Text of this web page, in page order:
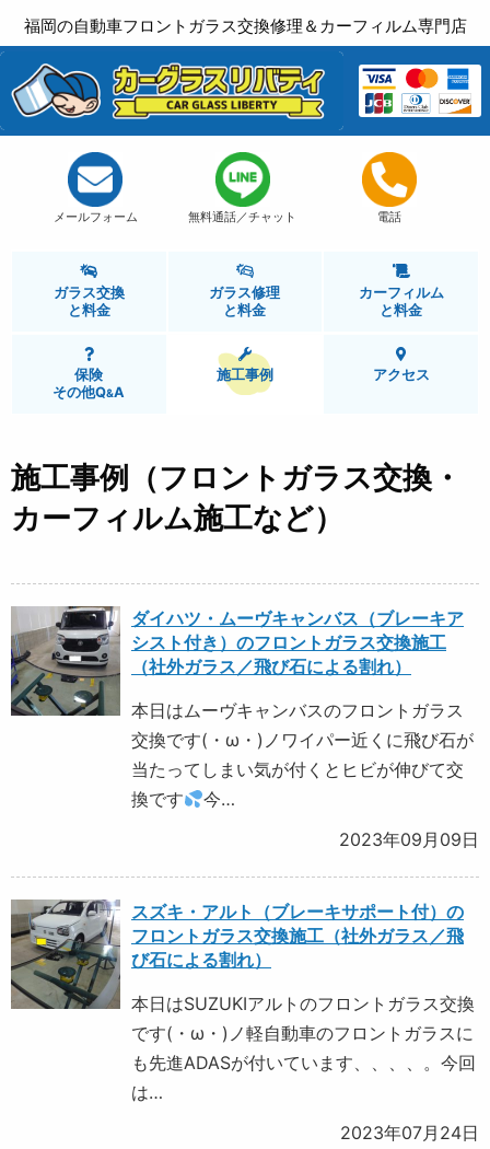
福岡の自動車フロントガラス交換修理＆カーフィルム専門店
メールフォーム 無料通話／チャット 電話
ガラス交換
と料金
ガラス修理
と料金
カーフィルム
と料金
保険
その他Q&A
施工事例 アクセス
施工事例（フロントガラス交換・
カーフィルム施工など）
ダイハツ・ムーヴキャンバス（ブレーキア
シスト付き）のフロントガラス交換施工
（社外ガラス／飛び石による割れ）
本日はムーヴキャンバスのフロントガラス
交換です(・ω・)ノワイパー近くに飛び石が
当たってしまい気が付くとヒビが伸びて交
換です
今…
2023年09月09日
スズキ・アルト（ブレーキサポート付）の
フロントガラス交換施工（社外ガラス／飛
び石による割れ）
本日はSUZUKIアルトのフロントガラス交換
です(・ω・)ノ軽自動車のフロントガラスに
も先進ADASが付いています、、、、。今回
は…
2023年07月24日